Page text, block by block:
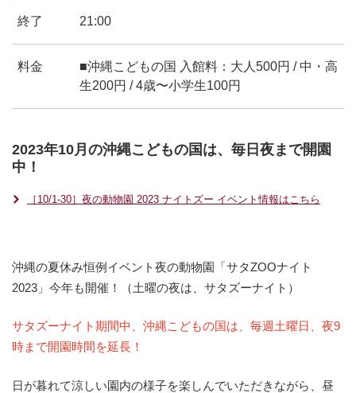
終了 21:00
料金
■沖縄こどもの国 入館料：大人500円 / 中・高
生200円 / 4歳〜小学生100円
2023年10月の沖縄こどもの国は、毎日夜まで開園
中！
［10/1-30］夜の動物園 2023 ナイトズー イベント情報はこちら
沖縄の夏休み恒例イベント夜の動物園「サタZOOナイト
2023」今年も開催！（土曜の夜は、サタズーナイト）
サタズーナイト期間中、沖縄こどもの国は、毎週土曜日、夜9
時まで開園時間を延長！
日が暮れて涼しい園内の様子を楽しんでいただきながら、昼